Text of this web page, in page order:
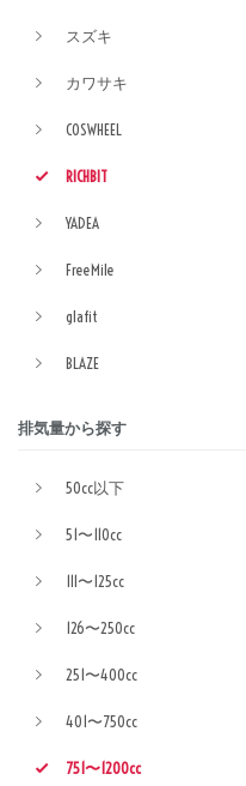
スズキ
カワサキ
COSWHEEL
RICHBIT
YADEA
FreeMile
glafit
BLAZE
排気量から探す
50cc以下
51〜110cc
111〜125cc
126〜250cc
251〜400cc
401〜750cc
751〜1200cc